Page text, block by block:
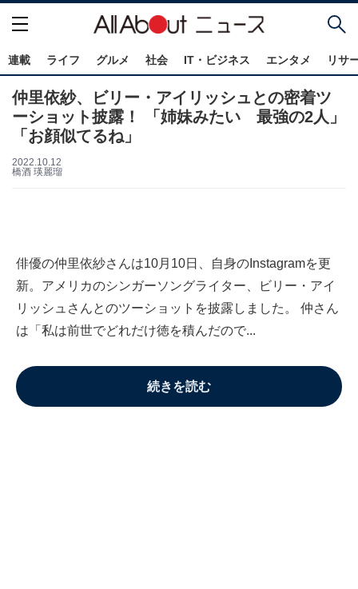
連載 ライフ グルメ 社会 IT・ビジネス エンタメ リサ
仲里依紗、ビリー・アイリッシュとの密着ツ
ーショット披露！ 「姉妹みたい 最強の2人」
「お顔似てるね」
2022.10.12
橋酒 瑛麗瑠
俳優の仲里依紗さんは10月10日、自身のInstagramを更
新。アメリカのシンガーソングライター、ビリー・アイ
リッシュさんとのツーショットを披露しました。 仲さん
は「私は前世でどれだけ徳を積んだので...
続きを読む